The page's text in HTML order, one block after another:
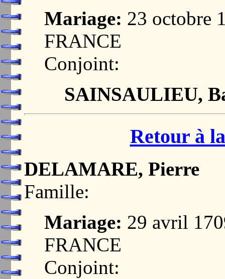
Mariage: 23 octobre
FRANCE
Conjoint:
SAINSAULIEU,
Retour à
DELAMARE, Pierre
Famille:
Mariage: 29 avril
FRANCE
Conjoint: